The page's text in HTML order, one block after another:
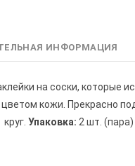
ИНФОРМАЦИЯ
на соски, которые
кожи. Прекрасно
круг. Упаковка: 2 шт. (пара)